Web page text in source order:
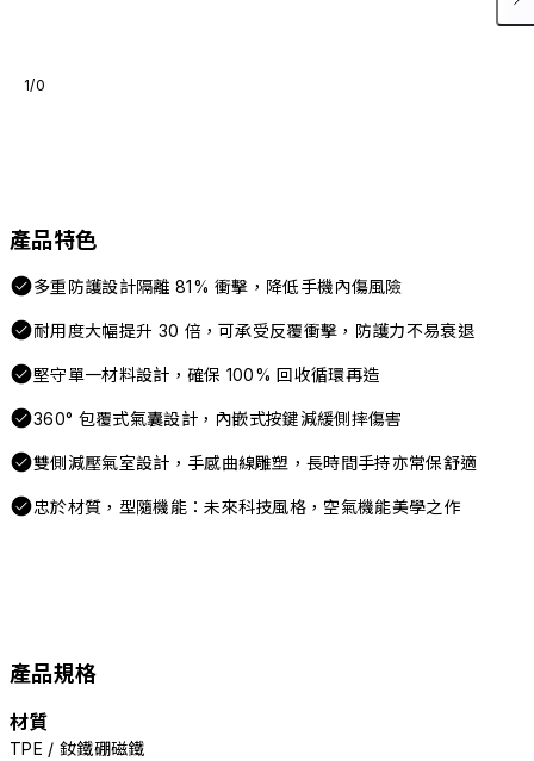
1/0
產品特色
多重防護設計隔離 81% 衝擊，降低手機內傷風險
耐用度大幅提升 30 倍，可承受反覆衝擊，防護力不易衰退
堅守單一材料設計，確保 100% 回收循環再造
360° 包覆式氣囊設計，內嵌式按鍵減緩側摔傷害
雙側減壓氣室設計，手感曲線雕塑，長時間手持亦常保舒適
忠於材質，型隨機能：未來科技風格，空氣機能美學之作
產品規格
材質
TPE / 釹鐵硼磁鐵